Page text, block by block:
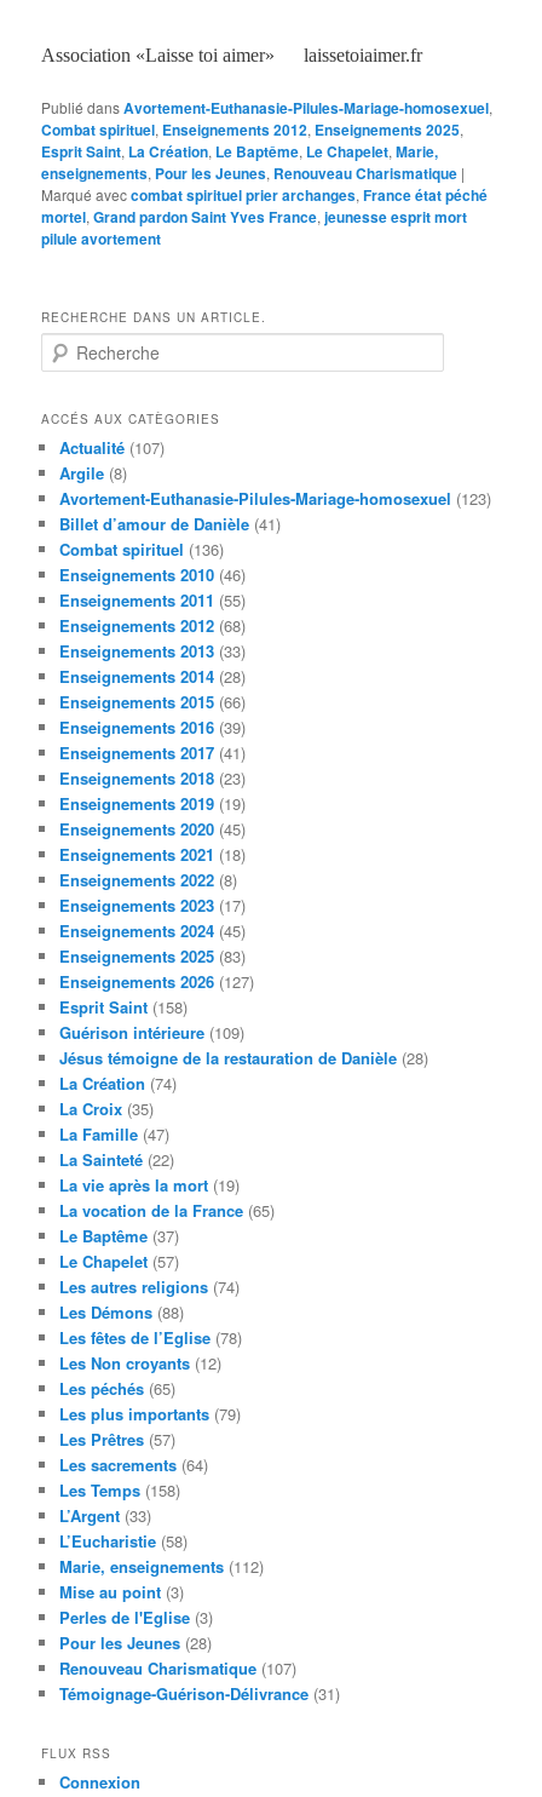
Association «Laisse toi aimer» laissetoiaimer.fr
Publié dansAvortement-Euthanasie-Pilules-Mariage-homosexuel,
Combat spirituel, Enseignements 2012, Enseignements 2025,
Esprit Saint, La Création, Le Baptême, Le Chapelet,Marie,
enseignements, Pour les Jeunes, Renouveau Charismatique |
Marqué aveccombat spirituel prier archanges,France état péché
mortel,Grand pardon Saint Yves France,jeunesse esprit mort
pilule avortement
RECHERCHE DANS UN ARTICLE.
e
h
c
h
e
ACCÉS AUX CATÈGORIES
Actualité (107)
Argile (8)
Avortement-Euthanasie-Pilules-Mariage-homosexuel (123)
Billet d’amour de Danièle (41)
Combat spirituel (136)
Enseignements 2010 (46)
Enseignements 2011 (55)
Enseignements 2012 (68)
Enseignements 2013 (33)
Enseignements 2014 (28)
Enseignements 2015 (66)
Enseignements 2016 (39)
Enseignements 2017 (41)
Enseignements 2018 (23)
Enseignements 2019 (19)
Enseignements 2020 (45)
Enseignements 2021 (18)
Enseignements 2022 (8)
Enseignements 2023 (17)
Enseignements 2024 (45)
Enseignements 2025 (83)
Enseignements 2026 (127)
Esprit Saint (158)
Guérison intérieure (109)
Jésus témoigne de la restauration de Danièle (28)
La Création (74)
La Croix (35)
La Famille (47)
La Sainteté (22)
La vie après la mort (19)
La vocation de la France (65)
Le Baptême (37)
Le Chapelet (57)
Les autres religions (74)
Les Démons (88)
Les fêtes de l’Eglise (78)
Les Non croyants (12)
Les péchés (65)
Les plus importants (79)
Les Prêtres (57)
Les sacrements (64)
Les Temps (158)
L’Argent (33)
L’Eucharistie (58)
Marie, enseignements (112)
Mise au point (3)
Perles de l'Eglise (3)
Pour les Jeunes (28)
Renouveau Charismatique (107)
Témoignage-Guérison-Délivrance (31)
FLUX RSS
Connexion